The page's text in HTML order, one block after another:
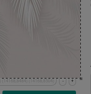
+
-
(14168,8484) (14168,8504)